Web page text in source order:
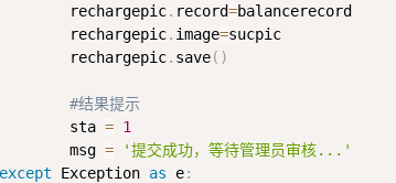
rechargepic
. record=balancerecord
rechargepic
. image=sucpic
rechargepic
. save( )
#结果提示
sta
= 1
msg
=
'提交成功，等待管理员审核...'
except Exception as e: